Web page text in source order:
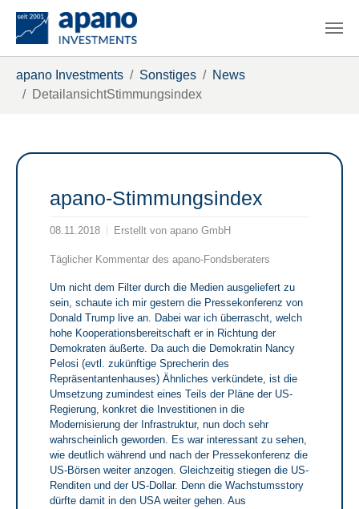
apano Investments Sonstiges
News
DetailansichtStimmungsindex
apano-Stimmungsindex
08.11.2018 Erstellt von apano GmbH
Täglicher Kommentar des apano-Fondsberaters
Um nicht dem Filter durch die Medien ausgeliefert zu
sein, schaute ich mir gestern die Pressekonferenz von
Donald Trump live an. Dabei war ich überrascht, welch
hohe Kooperationsbereitschaft er in Richtung der
Demokraten äußerte. Da auch die Demokratin Nancy
Pelosi (evtl. zukünftige Sprecherin des
Repräsentantenhauses) Ähnliches verkündete, ist die
Umsetzung zumindest eines Teils der Pläne der US-
Regierung, konkret die Investitionen in die
Modernisierung der Infrastruktur, nun doch sehr
wahrscheinlich geworden. Es war interessant zu sehen,
wie deutlich während und nach der Pressekonferenz die
US-Börsen weiter anzogen. Gleichzeitig stiegen die US-
Renditen und der US-Dollar. Denn die Wachstumsstory
dürfte damit in den USA weiter gehen. Aus